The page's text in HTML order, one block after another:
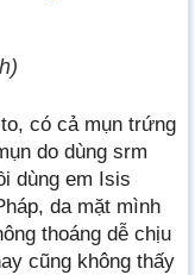
có cả mụn trứng
do dùng srm
dùng em Isis
da mặt mình
thoáng dễ chịu
cũng không thấy